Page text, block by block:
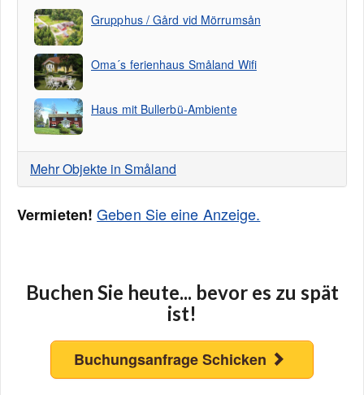
Grupphus / Gård vid Mörrumsån
Oma´s ferienhaus Småland Wifi
Haus mit Bullerbü-Ambiente
Mehr Objekte in Småland
Vermieten! Geben Sie eine Anzeige.
Buchen Sie heute... bevor es zu spät
ist!
Buchungsanfrage Schicken